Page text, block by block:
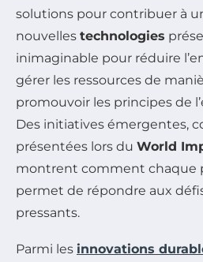
solutions pour contribuer à
nouvelles technologies
inimaginable pour réduire
gérer les ressources de
promouvoir les principes de
Des initiatives émergentes,
présentées lors du World
montrent comment chaque
permet de répondre aux
pressants.
Parmi les innovations